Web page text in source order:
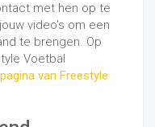
met hen op te
video's om een
te brengen. Op
Voetbal
van Freestyle